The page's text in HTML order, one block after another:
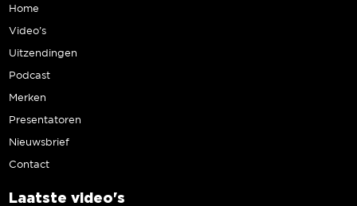
Home
Video’s
Uitzendingen
Podcast
Merken
Presentatoren
Nieuwsbrief
Contact
Laatste video's